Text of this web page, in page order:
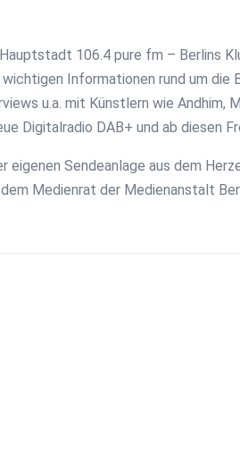
106.4 pure fm – Berlins
Informationen rund um die
u.a. mit Künstlern wie Andhim,
Digitalradio DAB+ und ab diesen
eigenen Sendeanlage aus dem
Medienrat der Medienanstalt